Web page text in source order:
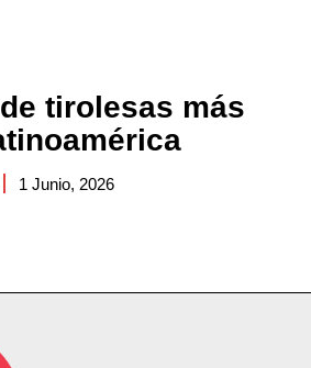
tirolesas más
1 Junio, 2026